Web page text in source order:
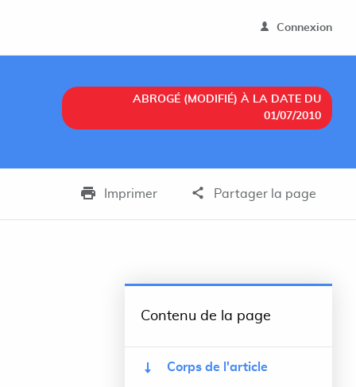
Connexion
ABROGÉ (MODIFIÉ) À LA DATE DU
01/07/2010
Imprimer Partager la page
Contenu de la page
Corps de l'article